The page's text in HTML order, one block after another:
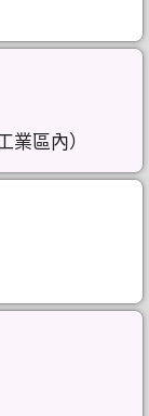
業區內）